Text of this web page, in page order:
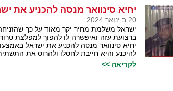
יחיא סינוואר מנסה להכניע את
20 ב ינואר 2024
ישראל משלמת מחיר יקר מאוד על כך
ברצועת עזה ואיפשרה לו להפוך למפלצת
יחיא סינוואר מנסה להכניע את ישראל
להיכנע והיא חייבת לחסלו ולהרוס את
לקריאה >>